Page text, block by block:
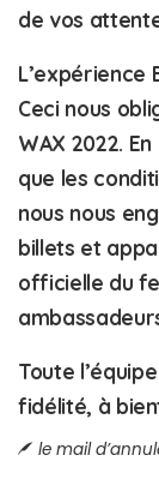
de vos
L’expérience
Ceci nous
WAX 2022.
que les
nous nous
billets et
officielle du
Toute
fidélité, à
le mail